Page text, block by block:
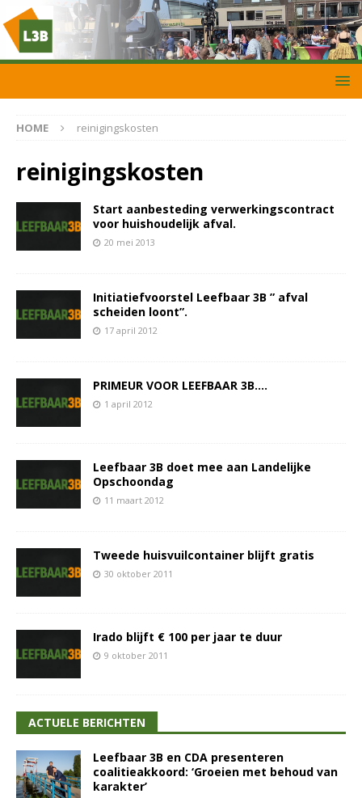
HOME reinigingskosten
reinigingskosten
Start aanbesteding verwerkingscontract
voor huishoudelijk afval.
20 mei 2013
Initiatiefvoorstel Leefbaar 3B ” afval
scheiden loont”.
17 april 2012
PRIMEUR VOOR LEEFBAAR 3B….
1 april 2012
Leefbaar 3B doet mee aan Landelijke
Opschoondag
11 maart 2012
Tweede huisvuilcontainer blijft gratis
30 oktober 2011
Irado blijft € 100 per jaar te duur
9 oktober 2011
ACTUELE BERICHTEN
Leefbaar 3B en CDA presenteren
coalitieakkoord: ‘Groeien met behoud van
karakter’